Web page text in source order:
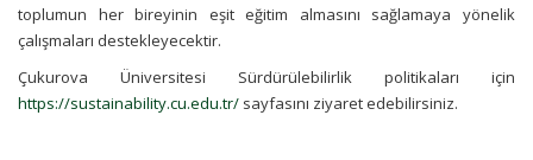
toplumun her bireyinin eşit eğitim almasını sağlamaya yönelik
çalışmaları destekleyecektir.
Çukurova Üniversitesi Sürdürülebilirlik politikaları için
https://sustainability.cu.edu.tr/ sayfasını ziyaret edebilirsiniz.